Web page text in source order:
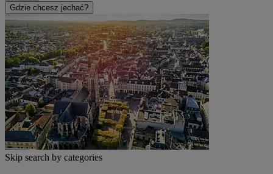
Gdzie chcesz jechać?
Skip search by categories